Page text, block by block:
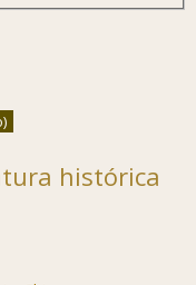
histórica